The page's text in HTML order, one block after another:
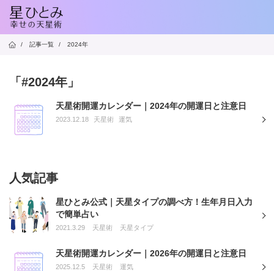
/ 記事一覧 / 2024年
「#2024年」
天星術開運カレンダー｜2024年の開運日と注意日
2023.12.18 天星術 運気
人気記事
星ひとみ公式｜天星タイプの調べ方！生年月日入力
で簡単占い
2021.3.29 天星術 天星タイプ
天星術開運カレンダー｜2026年の開運日と注意日
2025.12.5 天星術 運気